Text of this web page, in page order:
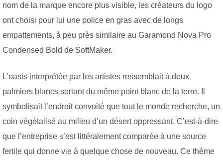
nom de la marque encore plus visible, les créateurs du logo
ont choisi pour lui une police en gras avec de longs
empattements, à peu près similaire au Garamond Nova Pro
Condensed Bold de SoftMaker.
L’oasis interprétée par les artistes ressemblait à deux
palmiers blancs sortant du même point blanc de la terre. Il
symbolisait l’endroit convoité que tout le monde recherche, un
coin végétalisé au milieu d’un désert oppressant. C’est-à-dire
que l’entreprise s’est littéralement comparée à une source
fertile qui donne vie à quelque chose de nouveau. Ce thème